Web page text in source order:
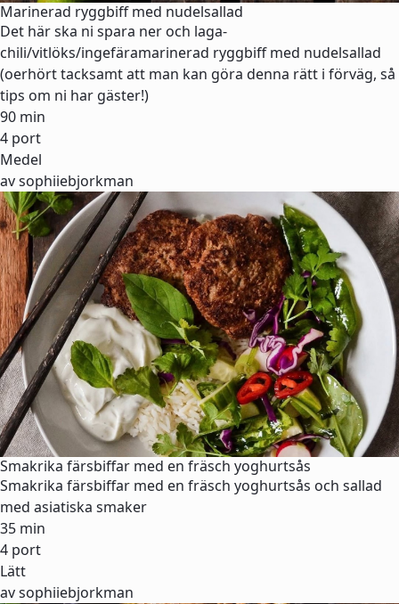
Marinerad ryggbiff med nudelsallad
Det här ska ni spara ner och laga-
chili/vitlöks/ingefäramarinerad ryggbiff med nudelsallad
(oerhört tacksamt att man kan göra denna rätt i förväg, så
tips om ni har gäster!)
90 min
4 port
Medel
av sophiiebjorkman
Smakrika färsbiffar med en fräsch yoghurtsås
Smakrika färsbiffar med en fräsch yoghurtsås och sallad
med asiatiska smaker
35 min
4 port
Lätt
av sophiiebjorkman